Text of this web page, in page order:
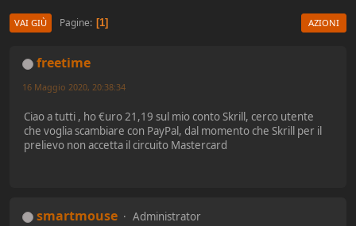
VAI GIÙ Pagine 1 AZIONI
freetime
16 Maggio 2020, 20:38:34
Ciao a tutti , ho €uro 21,19 sul mio conto Skrill, cerco utente
che voglia scambiare con PayPal, dal momento che Skrill per il
prelievo non accetta il circuito Mastercard
smartmouse
Administrator